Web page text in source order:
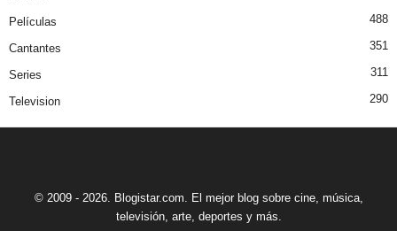
Películas 488
Cantantes 351
Series 311
Television 290
© 2009 - 2026. Blogistar.com. El mejor blog sobre cine, música,
televisión, arte, deportes y más.